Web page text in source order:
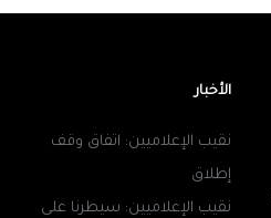
الأخبار
نقيب الإعلاميين: اتفاق وقف
إطلاق
نقيب الإعلاميين: سيطرنا على